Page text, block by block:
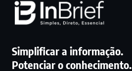
Simplificar a informação.
Potenciar o conhecimento.